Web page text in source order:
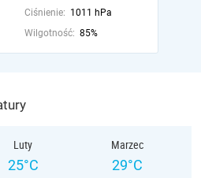
Ciśnienie: 1011 hPa
Wilgotność: 85%
Luty
25°C
Marzec
29°C